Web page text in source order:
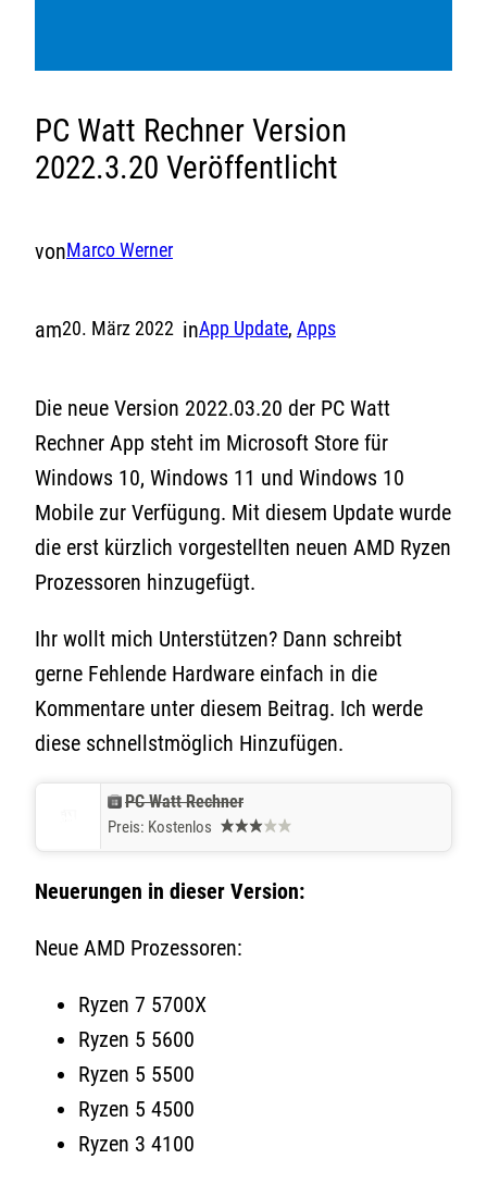
PC Watt Rechner Version
2022.3.20 Veröffentlicht
vonMarco Werner
am20. März 2022 inApp Update, Apps
Die neue Version 2022.03.20 der PC Watt
Rechner App steht im Microsoft Store für
Windows 10, Windows 11 und Windows 10
Mobile zur Verfügung. Mit diesem Update wurde
die erst kürzlich vorgestellten neuen AMD Ryzen
Prozessoren hinzugefügt.
Ihr wollt mich Unterstützen? Dann schreibt
gerne Fehlende Hardware einfach in die
Kommentare unter diesem Beitrag. Ich werde
diese schnellstmöglich Hinzufügen.
PC Watt Rechner
Preis: Kostenlos
Neuerungen in dieser Version:
Neue AMD Prozessoren:
Ryzen 7 5700X
Ryzen 5 5600
Ryzen 5 5500
Ryzen 5 4500
Ryzen 3 4100